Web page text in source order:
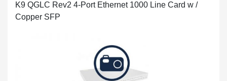
K9 QGLC Rev2 4-Port Ethernet 1000 Line Card w /
Copper SFP